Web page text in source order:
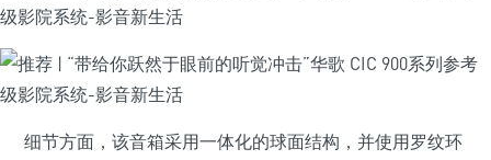
细节方面，该音箱采用一体化的球面结构，并使用罗纹环